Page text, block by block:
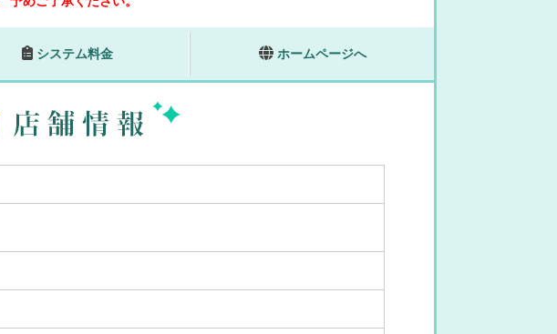
システム料金 ホームページへ